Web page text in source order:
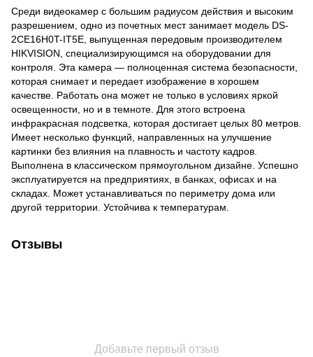
Среди видеокамер с большим радиусом действия и высоким
разрешением, одно из почетных мест занимает модель DS-
2CE16H0T-IT5E, выпущенная передовым производителем
HIKVISION, специализирующимся на оборудовании для
контроля. Эта камера — полноценная система безопасности,
которая снимает и передает изображение в хорошем
качестве. Работать она может не только в условиях яркой
освещенности, но и в темноте. Для этого встроена
инфракрасная подсветка, которая достигает целых 80 метров.
Имеет несколько функций, направленных на улучшение
картинки без влияния на плавность и частоту кадров.
Выполнена в классическом прямоугольном дизайне. Успешно
эксплуатируется на предприятиях, в банках, офисах и на
складах. Может устанавливаться по периметру дома или
другой территории. Устойчива к температурам.
Отзывы
Добавьте первый отзыв